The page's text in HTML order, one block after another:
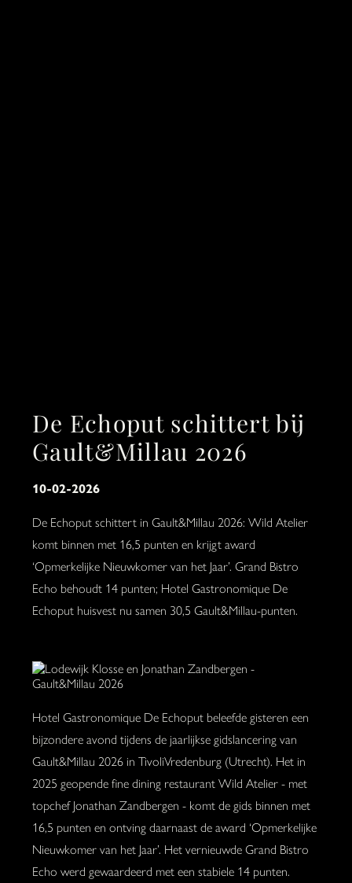
De Echoput schittert bij
Gault&Millau 2026
10-02-2026
De Echoput schittert in Gault&Millau 2026: Wild Atelier
komt binnen met 16,5 punten en krijgt award
‘Opmerkelijke Nieuwkomer van het Jaar’. Grand Bistro
Echo behoudt 14 punten; Hotel Gastronomique De
Echoput huisvest nu samen 30,5 Gault&Millau-punten.
Hotel Gastronomique De Echoput beleefde gisteren een
bijzondere avond tijdens de jaarlijkse gidslancering van
Gault&Millau 2026 in TivoliVredenburg (Utrecht). Het in
2025 geopende fine dining restaurant Wild Atelier - met
topchef Jonathan Zandbergen - komt de gids binnen met
16,5 punten en ontving daarnaast de award ‘Opmerkelijke
Nieuwkomer van het Jaar’. Het vernieuwde Grand Bistro
Echo werd gewaardeerd met een stabiele 14 punten.